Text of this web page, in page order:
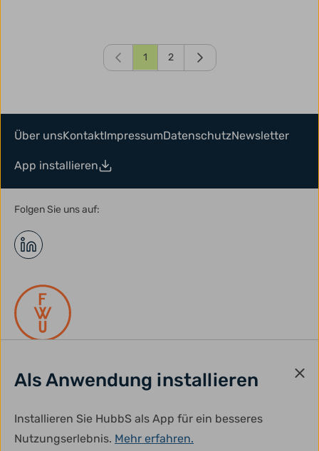
1 2
Als Anwendung installieren
Installieren Sie HubbS als App für ein besseres
Nutzungserlebnis. Mehr erfahren.
Über unsKontaktImpressumDatenschutzNewsletter
App installieren
Folgen Sie uns auf:
gefördert durch: